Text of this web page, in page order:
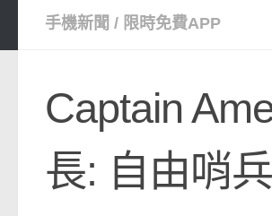
手機新聞 / 限時免費APP
Captain
長: 自由哨